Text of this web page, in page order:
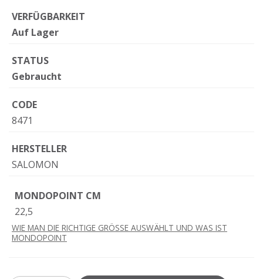
VERFÜGBARKEIT
Auf Lager
STATUS
Gebraucht
CODE
8471
HERSTELLER
SALOMON
MONDOPOINT CM
22,5
WIE MAN DIE RICHTIGE GRÖSSE AUSWÄHLT UND WAS IST
MONDOPOINT